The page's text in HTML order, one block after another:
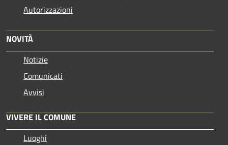
Autorizzazioni
NOVITÀ
Notizie
Comunicati
Avvisi
VIVERE IL COMUNE
Luoghi